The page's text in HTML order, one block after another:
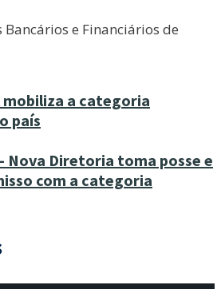
e Financiários de
a categoria
país
Nova Diretoria toma posse e
com a categoria